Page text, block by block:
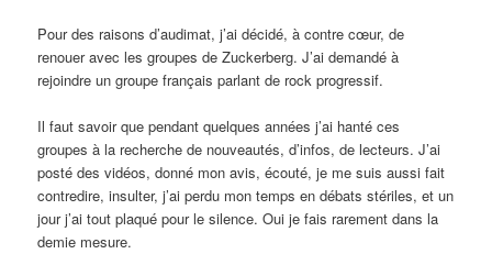
Pour des raisons d’audimat, j’ai décidé, à contre cœur, de
renouer avec les groupes de Zuckerberg. J’ai demandé à
rejoindre un groupe français parlant de rock progressif.
Il faut savoir que pendant quelques années j’ai hanté ces
groupes à la recherche de nouveautés, d’infos, de lecteurs. J’ai
posté des vidéos, donné mon avis, écouté, je me suis aussi fait
contredire, insulter, j’ai perdu mon temps en débats stériles, et un
jour j’ai tout plaqué pour le silence. Oui je fais rarement dans la
demie mesure.